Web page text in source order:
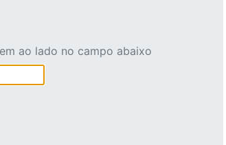
ao lado no campo abaixo